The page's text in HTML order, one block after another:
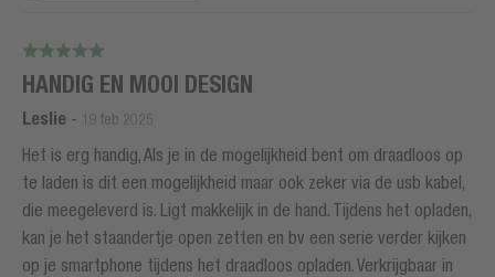
HANDIG EN MOOI DESIGN
Leslie - 19 feb 2025
Het is erg handig, Als je in de mogelijkheid bent om draadloos op
te laden is dit een mogelijkheid maar ook zeker via de usb kabel,
die meegeleverd is. Ligt makkelijk in de hand. Tijdens het opladen,
kan je het staandertje open zetten en bv een serie verder kijken
op je smartphone tijdens het draadloos opladen. Verkrijgbaar in